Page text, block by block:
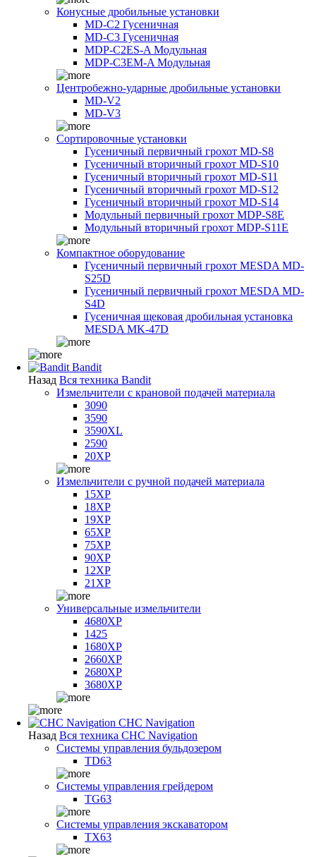
Конусные дробильные установки
MD-C2 Гусеничная
MD-C3 Гусеничная
MDP-C2ES-A Модульная
MDP-C3EM-A Модульная
Центробежно-ударные дробильные установки
MD-V2
MD-V3
Сортировочные установки
Гусеничный первичный грохот MD-S8
Гусеничный вторичный грохот MD-S10
Гусеничный вторичный грохот MD-S11
Гусеничный вторичный грохот MD-S12
Гусеничный вторичный грохот MD-S14
Модульный первичный грохот MDP-S8E
Модульный вторичный грохот MDP-S11E
Компактное оборудование
Гусеничный первичный грохот MESDA MD-
S25D
Гусеничный первичный грохот MESDA MD-
S4D
Гусеничная щековая дробильная установка
MESDA MK-47D
Bandit
Назад Вся техника Bandit
Измельчители с крановой подачей материала
3090
3590
3590XL
2590
20XP
Измельчители с ручной подачей материала
15XP
18XP
19XP
65XP
75XP
90XP
12XP
21XP
Универсальные измельчители
4680XP
1425
1680XP
2660XP
2680XP
3680XP
CHC Navigation
Назад Вся техника CHC Navigation
Системы управления бульдозером
TD63
Системы управления грейдером
TG63
Системы управления экскаватором
TX63